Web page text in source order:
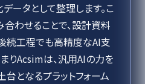
ータとして整理します。こ
わせることで、設計資料
続工程でも高精度なAI支
りAcsimは、汎用AIの力を
となるプラットフォーム